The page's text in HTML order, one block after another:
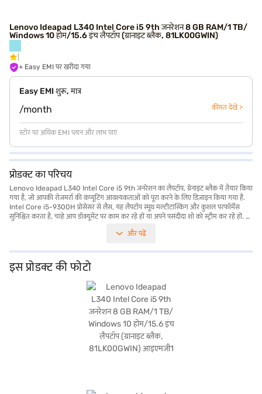
Lenovo Ideapad L340 Intel Core i5 9th जनरेशन 8 GB RAM/1 TB/
Windows 10 होम/15.6 इंच लैपटॉप (ग्रानाइट ब्लैक, 81LK00GWIN)
+ Easy EMI पर खरीदा गया
Easy EMI शुरू, मात्र
/month कीमत देखें >
स्टोर पर अधिक EMI प्लान और लाभ पाएं
प्रोडक्ट का परिचय
Lenovo Ideapad L340 Intel Core i5 9th जनरेशन का लैपटॉप, ग्रेनाइट ब्लैक में तैयार किया
गया है, जो आपकी रोजमर्रा की कंप्यूटिंग आवश्यकताओं को पूरा करने के लिए डिज़ाइन किया गया है.
Intel Core i5-9300H प्रोसेसर से लैस, यह लैपटॉप स्मूथ मल्टीटास्किंग और कुशल परफॉर्मेंस
सुनिश्चित करता है, चाहे आप डॉक्यूमेंट पर काम कर रहे हों या अपने पसंदीदा शो को स्ट्रीम कर रहे हों. 8
स्क्रीन एक आरामदायक देखने का अनुभव प्रदान करती है, जो इसे काम और मनोरंजन दोनों के लिए
बैग में आसानी से फिट होने के लिए पर्याप्त है. Windows 10 होम ऑपरेटिंग सिस्टम एक परिचित और
यूज़र-फ्रेंडली इंटरफेस प्रदान करता है, जो आपके समग्र अनुभव को बढ़ाता है. यह लैपटॉप उन लोगों के
लिए उपयुक्त है जो भरोसेमंद मशीन चाहते हैं. खरीदारी करने के लिए बजाज फिनसर्व पर विकल्पों के बारे
में जानें या पार्टनर स्टोर पर जाएं और Easy EMIs का लाभ उठाएं.
और पढ़ें
इस प्रोडक्ट की फोटो